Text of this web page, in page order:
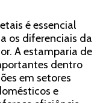
é essencial
os diferenciais da
A estamparia de
dentro
em setores
e